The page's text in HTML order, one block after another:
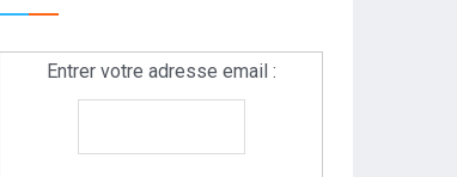
Entrer votre adresse email :